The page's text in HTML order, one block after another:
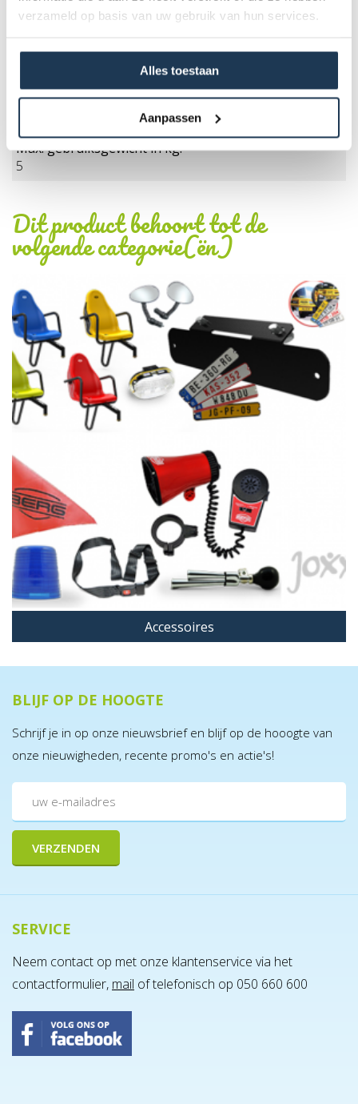
verzameld op basis van uw gebruik van hun services.
Alles toestaan
Aanpassen
€ 25,00
Product Code :
18.24.60.00
Afmetingen (l x b x h):
Productgewicht (kg):
Max. gebruiksgewicht in kg:
5
Dit product behoort tot de
volgende categorie(ën)
Accessoires
BLIJF OP DE HOOGTE
Schrijf je in op onze nieuwsbrief en blijf op de hooogte van
onze nieuwigheden, recente promo's en actie's!
SERVICE
Neem contact op met onze klantenservice via het
contactformulier, mail of telefonisch op 050 660 600